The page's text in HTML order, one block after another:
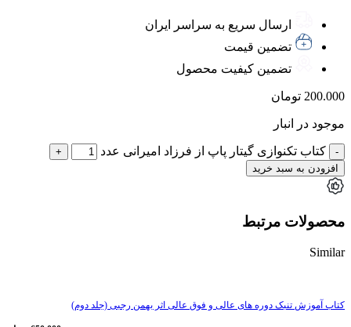
ارسال سریع به سراسر ایران
تضمین قیمت
تضمین کیفیت محصول
200.000 تومان
موجود در انبار
کتاب تکنوازی گیتار پاپ از فرزاد امیرانی عدد
افزودن به سبد خرید
محصولات مرتبط
Similar
کتاب آموزش تنبک دوره های عالی و فوق عالی اثر بهمن رجبی (جلد دوم)